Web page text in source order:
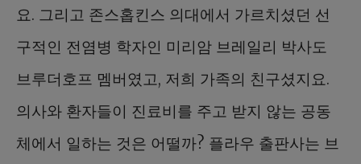
요. 그리고 존스홉킨스 의대에서 가르치셨던 선
구적인 전염병 학자인 미리암 브레일리 박사도
브루더호프 멤버였고, 저희 가족의 친구셨지요.
의사와 환자들이 진료비를 주고 받지 않는 공동
체에서 일하는 것은 어떨까? 플라우 출판사는 브